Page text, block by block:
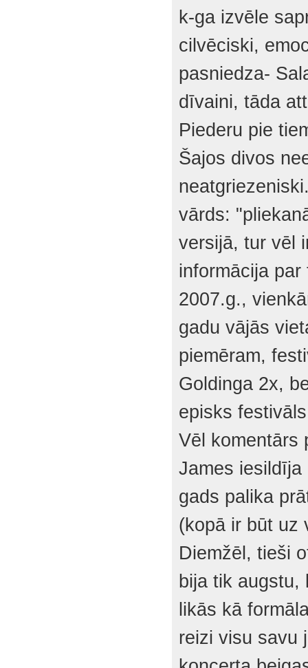
k-ga izvēle
cilvēciski,
pasniedza-
dīvaini, tāda
Piederu pie
Šajos divos
vārds:
versijā, tur vēl
informācija
2007.g.,
gadu vājās
piemēram,
Goldinga 2x,
episks
Vēl komentārs
James
gads palika
(kopā ir būt uz
Diemžēl, tieši
bija tik
likās kā
reizi visu savu